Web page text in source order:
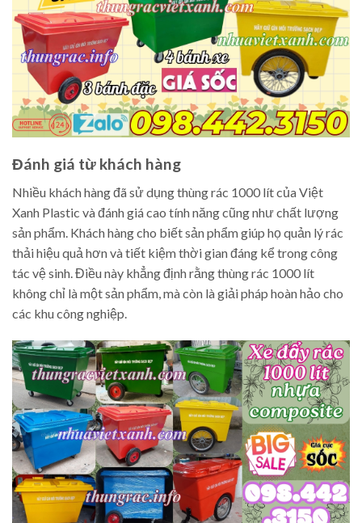
Đánh giá từ khách hàng
Nhiều khách hàng đã sử dụng thùng rác 1000 lít của Việt
Xanh Plastic và đánh giá cao tính năng cũng như chất lượng
sản phẩm. Khách hàng cho biết sản phẩm giúp họ quản lý rác
thải hiệu quả hơn và tiết kiệm thời gian đáng kể trong công
tác vệ sinh. Điều này khẳng định rằng thùng rác 1000 lít
không chỉ là một sản phẩm, mà còn là giải pháp hoàn hảo cho
các khu công nghiệp.